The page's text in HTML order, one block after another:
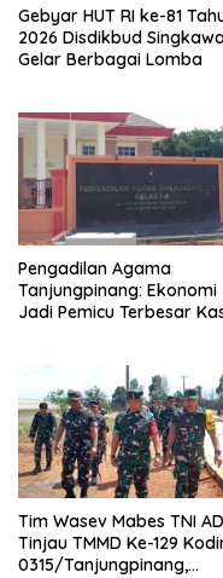
Gebyar HUT RI ke-81
2026 Disdikbud
Gelar Berbagai Lomba
Pengadilan Agama
Tanjungpinang: Ekonomi
Jadi Pemicu Terbesar
Tim Wasev Mabes TNI AD
Tinjau TMMD Ke-129
0315/Tanjungpinang,